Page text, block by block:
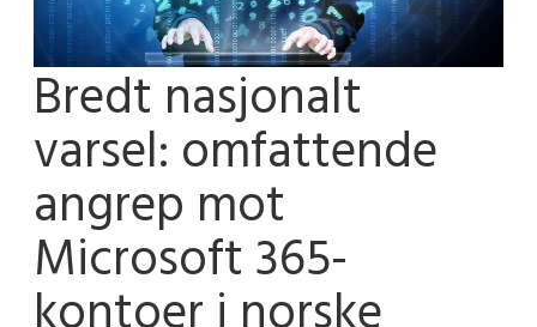
Bredt nasjonalt
varsel: omfattende
angrep mot
Microsoft 365-
kontoer i norske